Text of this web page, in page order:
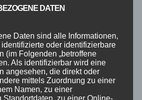
2026
DATEN
Daten sind alle Informationen,
oder identifizierbare
(im Folgenden „betroffene
Als identifizierbar wird eine
angesehen, die direkt oder
mittels Zuordnung zu einer
Namen, zu einer
Standortdaten, zu einer Online-